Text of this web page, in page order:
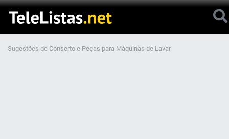
Sugestões de Conserto e Peças para Máquinas de Lavar